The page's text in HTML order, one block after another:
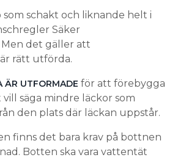
som schakt och liknande helt i
Säker
det gäller att
rätt utförda.
ÄR UTFORMADE för att förebygga
säga mindre läckor som
den plats där läckan uppstår.
finns det bara krav på bottnen
Botten ska vara vattentät